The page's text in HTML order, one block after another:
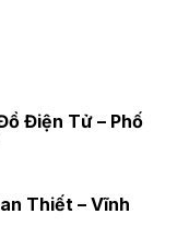
Điện Tử – Phố
Thiết – Vĩnh